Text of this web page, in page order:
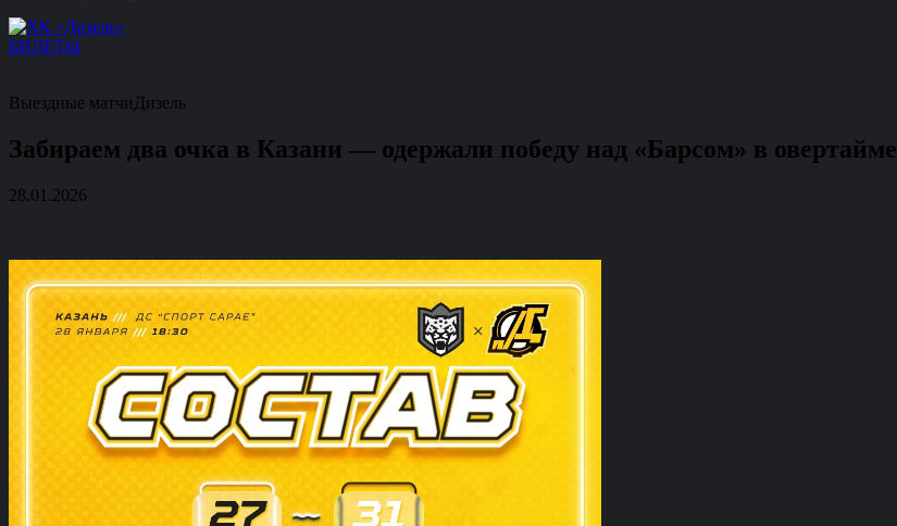
БИЛЕТЫ
Выездные матчи Дизель
Забираем два очка в Казани — одержали победу над «Барсом» в овертайме
28.01.2026